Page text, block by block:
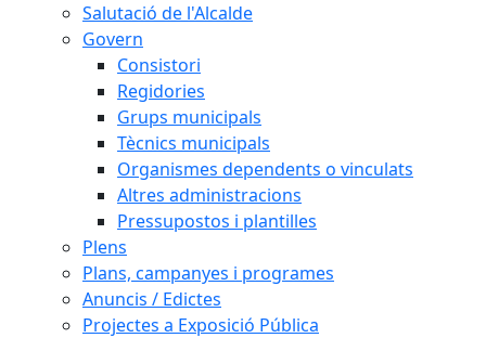
Salutació de l'Alcalde
Govern
Consistori
Regidories
Grups municipals
Tècnics municipals
Organismes dependents o vinculats
Altres administracions
Pressupostos i plantilles
Plens
Plans, campanyes i programes
Anuncis / Edictes
Projectes a Exposició Pública